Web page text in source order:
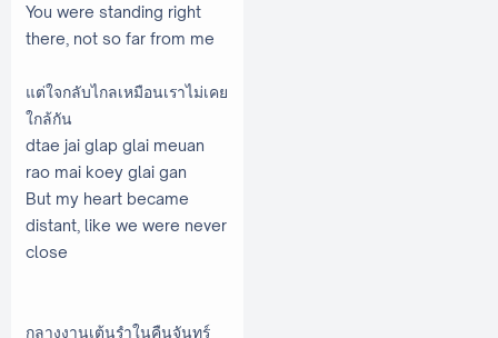
You were standing right
there, not so far from me
แต่ใจกลับไกลเหมือนเราไม่เคย
ใกล้กัน
dtae jai glap glai meuan
rao mai koey glai gan
But my heart became
distant, like we were never
close
กลางงานเต้นรำในคืนจันทร์